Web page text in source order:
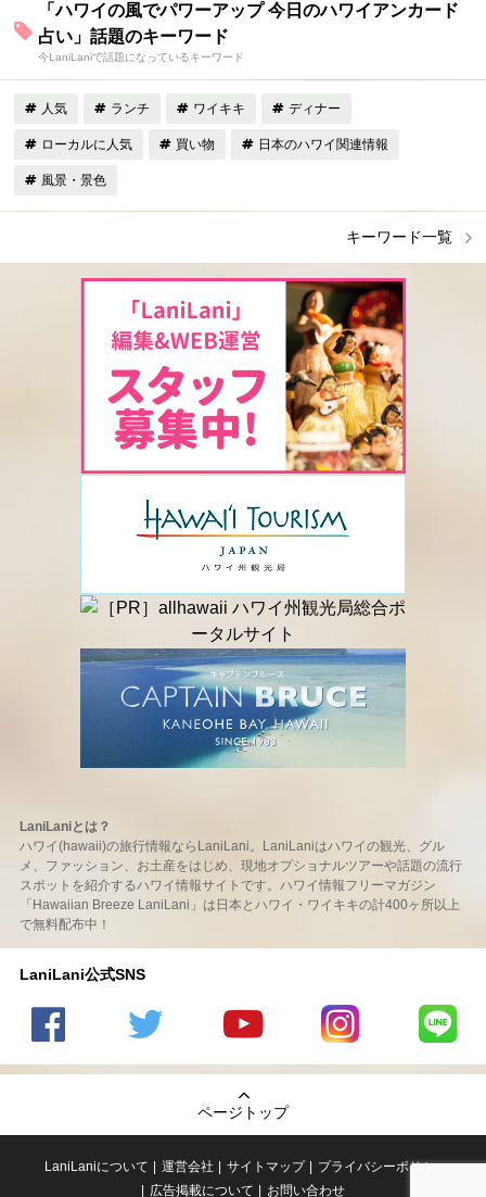
「ハワイの風でパワーアップ 今日のハワイアンカード
占い」話題のキーワード
今LaniLaniで話題になっているキーワード
人気 ランチ ワイキキ ディナー
ローカルに人気 買い物 日本のハワイ関連情報
風景・景色
キーワード一覧
LaniLaniとは？
ハワイ(hawaii)の旅行情報ならLaniLani。LaniLaniはハワイの観光、グル
メ、ファッション、お土産をはじめ、現地オプショナルツアーや話題の流行
スポットを紹介するハワイ情報サイトです。ハワイ情報フリーマガジン
「Hawaiian Breeze LaniLani」は日本とハワイ・ワイキキの計400ヶ所以上
で無料配布中！
LaniLani公式SNS
の
のtwitter
の
Youtube
チャンネ
LaniLani
LaniLani
ページトップ
LaniLaniについて 運営会社 サイトマップ
プライバシーポリシー
広告掲載について
お問い合わせ